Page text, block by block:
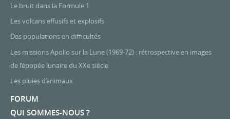
Le bruit dans la Formule 1
Les volcans effusifs et explosifs
Des populations en difficultés
Les missions Apollo sur la Lune (1969-72) : rétrospective en images
de l’épopée lunaire du XXe siècle
Les pluies d’animaux
FORUM
QUI SOMMES-NOUS ?